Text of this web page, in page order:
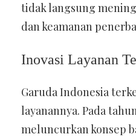
tidak langsung
dan keamanan
Inovasi Layanan
Garuda Indonesia
layanannya. Pada
meluncurkan konsep